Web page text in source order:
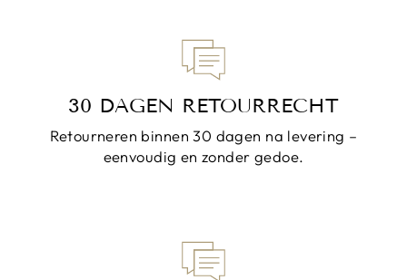
30 DAGEN RETOURRECHT
Retourneren binnen 30 dagen na levering –
eenvoudig en zonder gedoe.